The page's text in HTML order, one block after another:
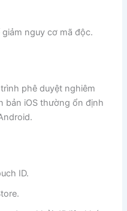
nguy cơ mã độc.
phê duyệt nghiêm
bản iOS thường ổn định
ID.